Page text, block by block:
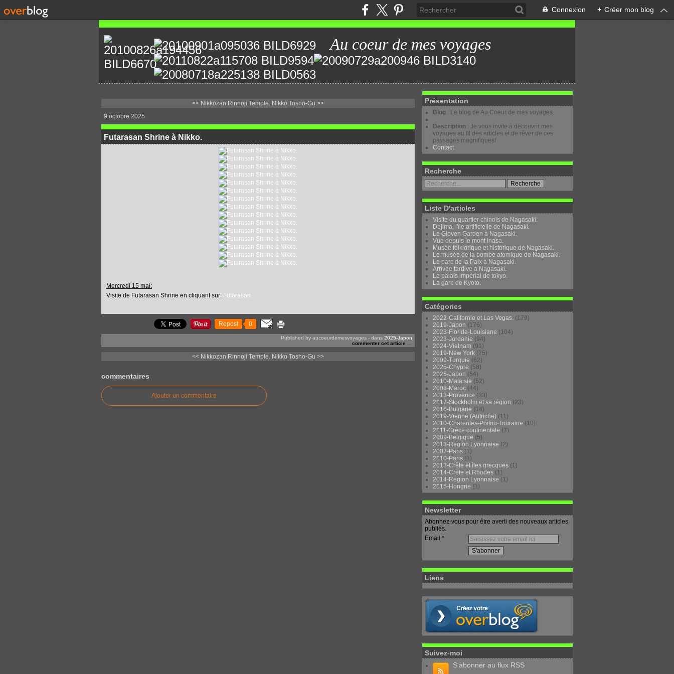
Connexion + Créer mon blog
Au coeur de mes voyages
<< Nikkozan Rinnoji Temple. Nikko Tosho-Gu >>
9 octobre 2025
Futarasan Shrine à Nikko.
Mercredi 15 mai:
Visite de Futarasan Shrine en cliquant sur: Futarasan
Repost 0
Published by aucoeurdemesvoyages - dans 2025-Japon
commenter cet article
<< Nikkozan Rinnoji Temple. Nikko Tosho-Gu >>
commentaires
Ajouter un commentaire
Présentation
Blog : Le blog de Au Coeur de mes voyages.
Description : Je vous invite à découvrir mes
voyages au fil des articles et de rêver de ces
paysages magnifiques!
Contact
Recherche
Liste D'articles
Visite du quartier chinois de Nagasaki.
Dejima, l'île artificielle de Nagasaki.
Le Gloven Garden à Nagasaki.
Vue depuis le mont Inasa.
Musée folklorique et historique de Nagasaki.
Le musée de la bombe atomique de Nagasaki.
Le parc de la Paix à Nagasaki.
Arrivée tardive à Nagasaki.
Le palais impérial de tokyo.
La gare de Kyoto.
Catégories
2022-Californie et Las Vegas. (179)
2019-Japon (176)
2023-Floride-Louisiane (104)
2023-Jordanie (94)
2024-Vietnam (91)
2019-New York (75)
2009-Turquie (62)
2025-Chypre (58)
2025-Japon (54)
2010-Malaisie (52)
2008-Maroc (44)
2013-Provence (33)
2017-Stockholm et sa région (23)
2016-Bulgarie (14)
2019-Vienne (Autriche) (11)
2010-Charentes-Poitou-Touraine (10)
2011-Grèce continentale (7)
2009-Belgique (5)
2013-Region Lyonnaise (2)
2007-Paris (1)
2010-Paris (1)
2013-Crête et îles grecques (1)
2014-Crète et Rhodes (1)
2014-Region Lyonnaise (1)
2015-Hongrie (1)
Newsletter
Abonnez-vous pour être averti des nouveaux articles
publiés.
Email
Liens
Suivez-moi
S'abonner au flux RSS